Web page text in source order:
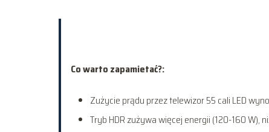
Co warto zapamietać?:
Zużycie prądu przez telewizor 55 cali LED
Tryb HDR zużywa więcej energii (120-160